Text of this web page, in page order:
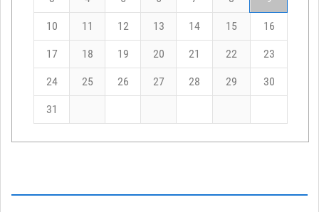
10 11 12 13 14 15 16
17 18 19 20 21 22 23
24 25 26 27 28 29 30
31